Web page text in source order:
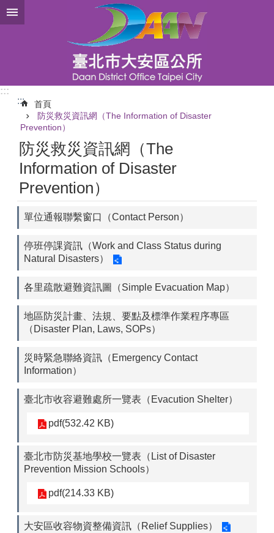
跳到主要內容區塊
:::
:::
首頁
防災救災資訊網（The Information of Disaster
Prevention）
防災救災資訊網（The
Information of Disaster
Prevention）
單位通報聯繫窗口（Contact Person）
停班停課資訊（Work and Class Status during
Natural Disasters）
各里疏散避難資訊圖（Simple Evacuation Map）
地區防災計畫、法規、要點及標準作業程序專區
（Disaster Plan, Laws, SOPs）
災時緊急聯絡資訊（Emergency Contact
Information）
臺北市收容避難處所一覽表（Evacution Shelter）
pdf(532.42 KB)
臺北市防災基地學校一覽表（List of Disaster
Prevention Mission Schools）
pdf(214.33 KB)
大安區收容物資整備資訊（Relief Supplies）